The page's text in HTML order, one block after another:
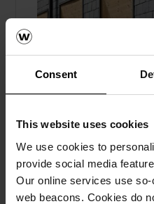
Consent
This website uses cookies
We use cookies to
provide social media
Our online services use
web beacons. Cookies do
Skiffer möter